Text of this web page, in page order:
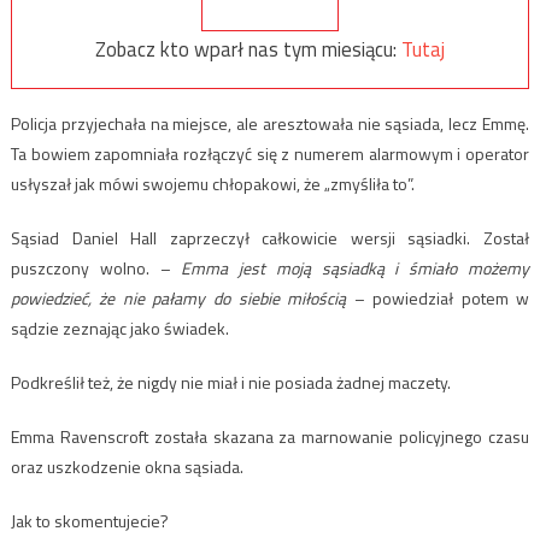
Zobacz kto wparł nas tym miesiącu: Tutaj
Policja przyjechała na miejsce, ale aresztowała nie sąsiada, lecz Emmę.
Ta bowiem zapomniała rozłączyć się z numerem alarmowym i operator
usłyszał jak mówi swojemu chłopakowi, że „zmyśliła to”.
Sąsiad Daniel Hall zaprzeczył całkowicie wersji sąsiadki. Został
puszczony wolno. – Emma jest moją sąsiadką i śmiało możemy
powiedzieć, że nie pałamy do siebie miłością– powiedział potem w
sądzie zeznając jako świadek.
Podkreślił też, że nigdy nie miał i nie posiada żadnej maczety.
Emma Ravenscroft została skazana za marnowanie policyjnego czasu
oraz uszkodzenie okna sąsiada.
Jak to skomentujecie?